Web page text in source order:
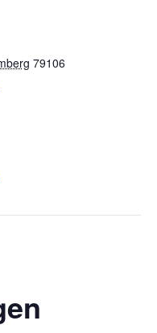
79106